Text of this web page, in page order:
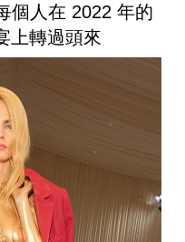
個人在 2022 年的
上轉過頭來